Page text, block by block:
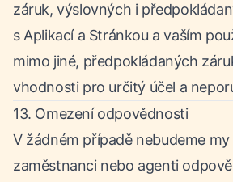
záruk, výslovných i
s Aplikací a Stránkou a vaším
mimo jiné, předpokládaných
vhodnosti pro určitý účel a
13. Omezení odpovědnosti
V žádném případě nebudeme
zaměstnanci nebo agenti